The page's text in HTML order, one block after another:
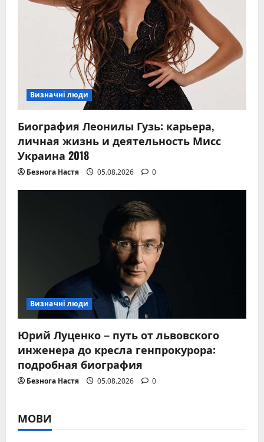
Визначні люди
Биография Леонилы Гузь: карьера,
личная жизнь и деятельность Мисс
Украина 2018
Безнога Настя 05.08.2026 0
Визначні люди
Юрий Луценко – путь от львовского
инженера до кресла генпрокурора:
подробная биография
Безнога Настя 05.08.2026 0
МОВИ